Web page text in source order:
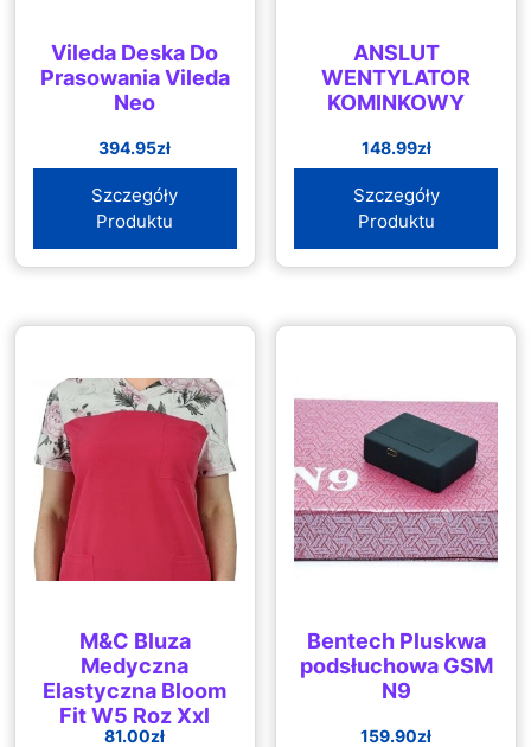
Vileda Deska Do
Prasowania Vileda
Neo
394.95zł
Szczegóły
Produktu
ANSLUT
WENTYLATOR
KOMINKOWY
148.99zł
Szczegóły
Produktu
M&C Bluza
Medyczna
Elastyczna Bloom
Fit W5 Roz Xxl
81.00zł
Bentech Pluskwa
podsłuchowa GSM
N9
159.90zł